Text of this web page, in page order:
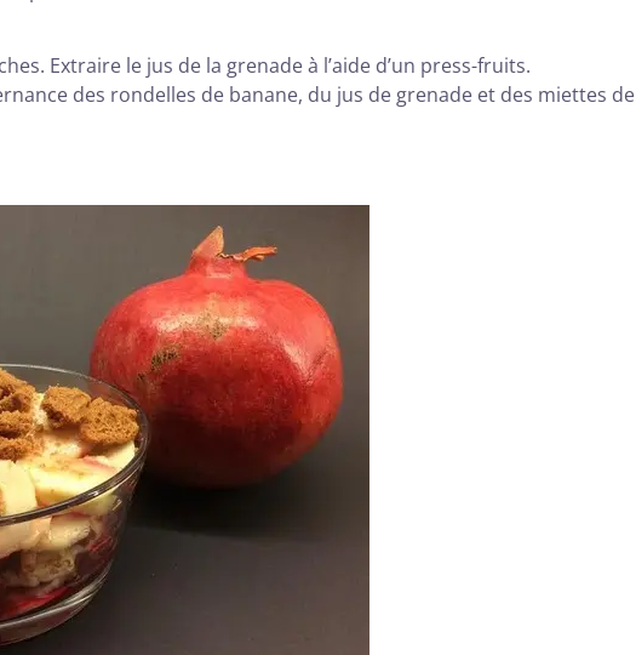
Extraire le jus de la grenade à l’aide d’un press-fruits.
des rondelles de banane, du jus de grenade et des miettes de